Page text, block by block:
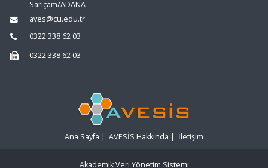
Sarıçam/ADANA
aves@cu.edu.tr
0322 338 62 03
0322 338 62 03
Ana Sayfa | AVESİS Hakkında | İletişim
Akademik Veri Yönetim Sistemi